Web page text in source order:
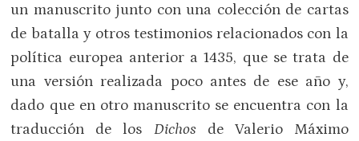
un manuscrito junto con una colección de cartas
de batalla y otros testimonios relacionados con la
política europea anterior a 1435, que se trata de
una versión realizada poco antes de ese año y,
dado que en otro manuscrito se encuentra con la
traducción de los Dichos de Valerio Máximo